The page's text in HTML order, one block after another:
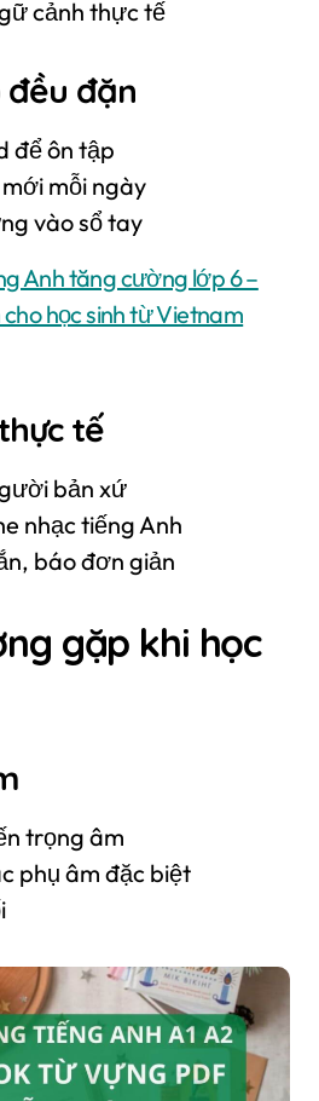
cảnh thực tế
đặn
để ôn tập
mỗi ngày
vào sổ tay
Anh tăng cường lớp 6 –
học sinh từ Vietnam
tế
bản xứ
nhạc tiếng Anh
báo đơn giản
gặp khi học
trọng âm
phụ âm đặc biệt